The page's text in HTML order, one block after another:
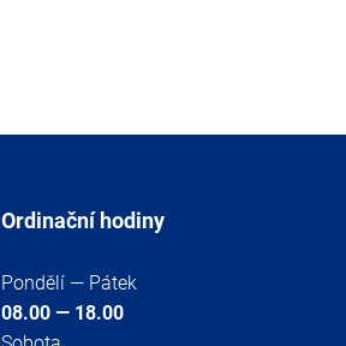
Ordinační hodiny
Pondělí — Pátek
08.00 — 18.00